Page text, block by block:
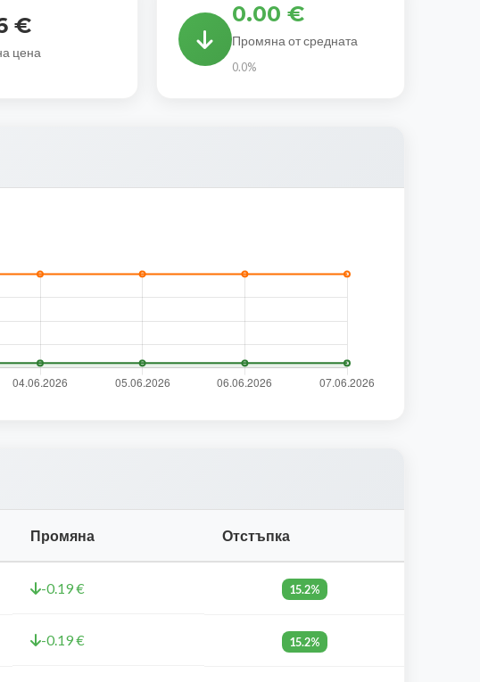
€
цена
0.00 €
Промяна от средната
0.0%
Промяна Отстъпка
-0.19 € 15.2%
-0.19 € 15.2%